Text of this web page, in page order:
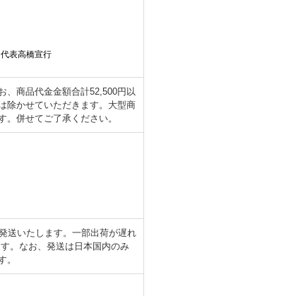
表高橋宣行
、商品代金金額合計52,500円以
除かせていただきます。大型商
併せてご了承ください。
送いたします。一部出荷が遅れ
。なお、発送は日本国内のみ
。